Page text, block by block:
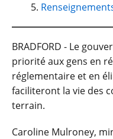
BRADFORD - Le
priorité aux gens en
réglementaire et en
faciliteront la vie des
terrain.
Caroline Mulroney,